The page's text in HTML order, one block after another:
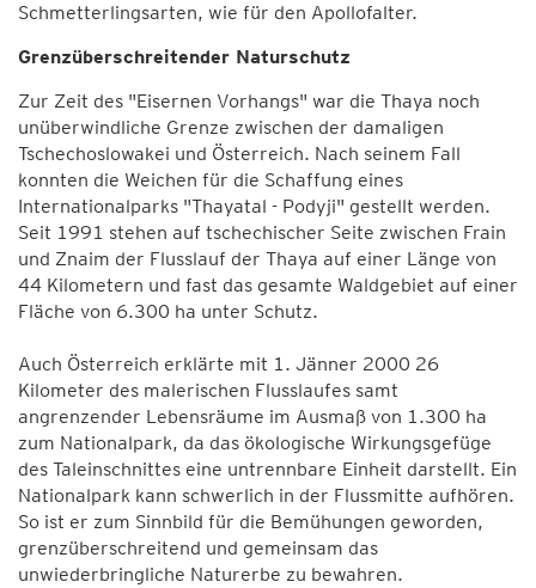
Schmetterlingsarten, wie für den Apollofalter.
Grenzüberschreitender Naturschutz
Zur Zeit des "Eisernen Vorhangs" war die Thaya noch
unüberwindliche Grenze zwischen der damaligen
Tschechoslowakei und Österreich. Nach seinem Fall
konnten die Weichen für die Schaffung eines
Internationalparks "Thayatal - Podyji" gestellt werden.
Seit 1991 stehen auf tschechischer Seite zwischen Frain
und Znaim der Flusslauf der Thaya auf einer Länge von
44 Kilometern und fast das gesamte Waldgebiet auf einer
Fläche von 6.300 ha unter Schutz.
Auch Österreich erklärte mit 1. Jänner 2000 26
Kilometer des malerischen Flusslaufes samt
angrenzender Lebensräume im Ausmaß von 1.300 ha
zum Nationalpark, da das ökologische Wirkungsgefüge
des Taleinschnittes eine untrennbare Einheit darstellt. Ein
Nationalpark kann schwerlich in der Flussmitte aufhören.
So ist er zum Sinnbild für die Bemühungen geworden,
grenzüberschreitend und gemeinsam das
unwiederbringliche Naturerbe zu bewahren.